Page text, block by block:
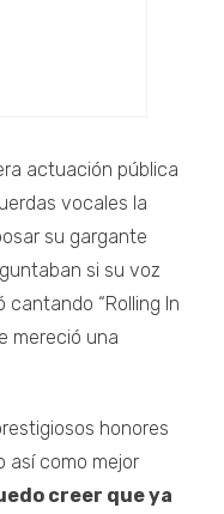
actuación pública
vocales la
su gargante
si su voz
cantando “Rolling In
mereció una
honores
así como mejor
creer que ya